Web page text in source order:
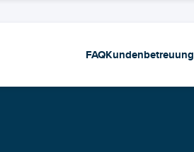
FAQKundenbetreuung